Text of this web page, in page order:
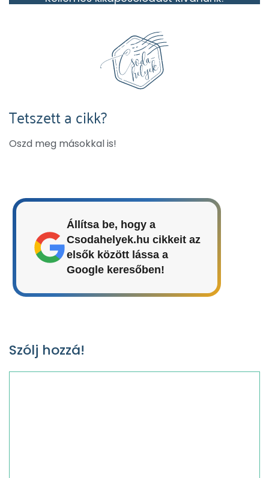
Tetszett a cikk?
Oszd meg másokkal is!
Állítsa be, hogy a
Csodahelyek.hu cikkeit az
elsők között lássa a
Google keresőben!
Szólj hozzá!